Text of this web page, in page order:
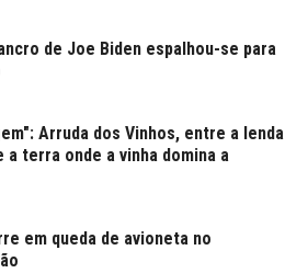
de Joe Biden espalhou-se para
Arruda dos Vinhos, entre a lenda
terra onde a vinha domina a
em queda de avioneta no